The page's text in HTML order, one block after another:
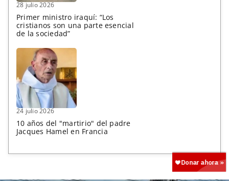
28 julio 2026
Primer ministro iraquí: “Los
cristianos son una parte esencial
de la sociedad”
24 julio 2026
10 años del "martirio" del padre
Jacques Hamel en Francia